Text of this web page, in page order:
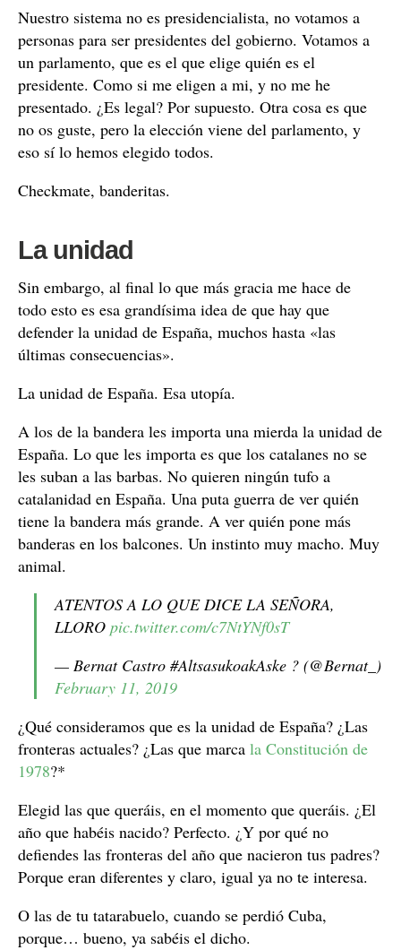
Nuestro sistema no es presidencialista, no votamos a
personas para ser presidentes del gobierno. Votamos a
un parlamento, que es el que elige quién es el
presidente. Como si me eligen a mi, y no me he
presentado. ¿Es legal? Por supuesto. Otra cosa es que
no os guste, pero la elección viene del parlamento, y
eso sí lo hemos elegido todos.
Checkmate, banderitas.
La unidad
Sin embargo, al final lo que más gracia me hace de
todo esto es esa grandísima idea de que hay que
defender la unidad de España, muchos hasta «las
últimas consecuencias».
La unidad de España. Esa utopía.
A los de la bandera les importa una mierda la unidad de
España. Lo que les importa es que los catalanes no se
les suban a las barbas. No quieren ningún tufo a
catalanidad en España. Una puta guerra de ver quién
tiene la bandera más grande. A ver quién pone más
banderas en los balcones. Un instinto muy macho. Muy
animal.
ATENTOS A LO QUE DICE LA SEÑORA,
LLORO pic.twitter.com/c7NtYNf0sT
— Bernat Castro #AltsasukoakAske ? (@Bernat_)
February 11, 2019
¿Qué consideramos que es la unidad de España? ¿Las
fronteras actuales? ¿Las que marca la Constitución de
1978?*
Elegid las que queráis, en el momento que queráis. ¿El
año que habéis nacido? Perfecto. ¿Y por qué no
defiendes las fronteras del año que nacieron tus padres?
Porque eran diferentes y claro, igual ya no te interesa.
O las de tu tatarabuelo, cuando se perdió Cuba,
porque… bueno, ya sabéis el dicho.